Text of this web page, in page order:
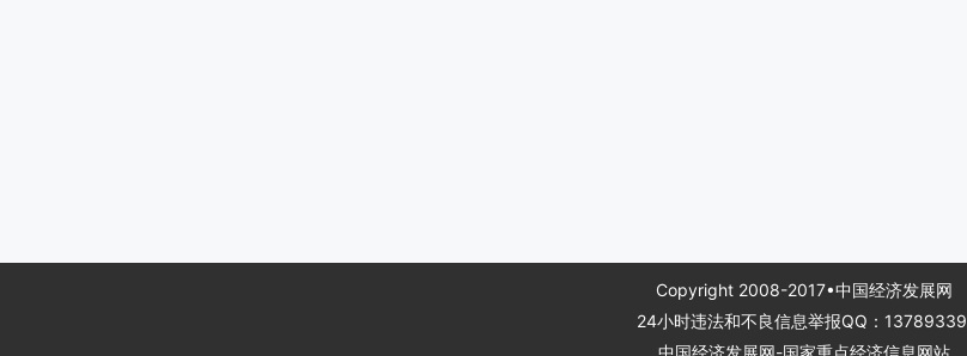
Copyright 2008-2017•中国经济发展网
24小时违法和不良信息举报QQ：13789339
中国经济发展网-国家重点经济信息网站